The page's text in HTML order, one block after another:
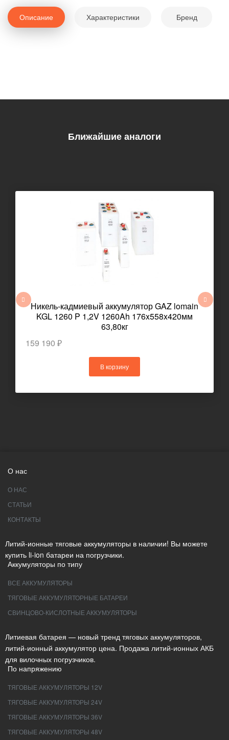
Описание Характеристики Бренд
Ближайшие аналоги
Никель-кадмиевый аккумулятор GAZ lomain
KGL 1260 P 1,2V 1260Ah 176x558x420мм
63,80кг
159 190 ₽
В корзину
О нас
О НАС
СТАТЬИ
КОНТАКТЫ
Литий-ионные тяговые аккумуляторы в наличии! Вы можете
купить li-ion батареи на погрузчики.
Аккумуляторы по типу
ВСЕ АККУМУЛЯТОРЫ
ТЯГОВЫЕ АККУМУЛЯТОРНЫЕ БАТАРЕИ
СВИНЦОВО-КИСЛОТНЫЕ АККУМУЛЯТОРЫ
Литиевая батарея — новый тренд тяговых аккумуляторов,
литий-ионный аккумулятор цена. Продажа литий-ионных АКБ
для вилочных погрузчиков.
По напряжению
ТЯГОВЫЕ АККУМУЛЯТОРЫ 12V
ТЯГОВЫЕ АККУМУЛЯТОРЫ 24V
ТЯГОВЫЕ АККУМУЛЯТОРЫ 36V
ТЯГОВЫЕ АККУМУЛЯТОРЫ 48V